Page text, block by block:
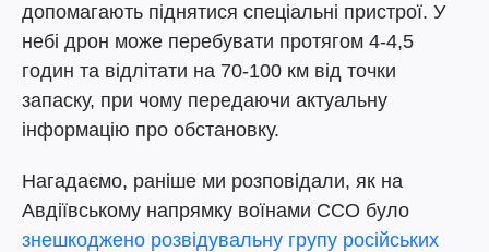
допомагають піднятися спеціальні пристрої. У
небі дрон може перебувати протягом 4-4,5
годин та відлітати на 70-100 км від точки
запаску, при чому передаючи актуальну
інформацію про обстановку.
Нагадаємо, раніше ми розповідали, як на
Авдіївському напрямку воїнами ССО було
знешкоджено розвідувальну групу російських